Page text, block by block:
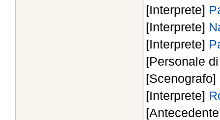
[Interprete]
[Interprete]
[Interprete]
[Personale
[Scenografo]
[Interprete]